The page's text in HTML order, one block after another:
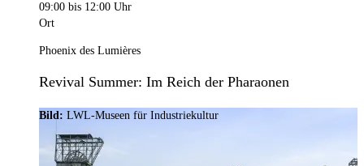
09:00 bis 12:00 Uhr
Ort
Phoenix des Lumières
Revival Summer: Im Reich der Pharaonen
Bild: LWL-Museen für Industriekultur